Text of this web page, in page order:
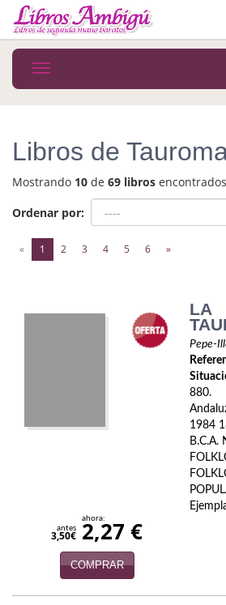
MENÚ PRINCIPAL
Novedades
MATERIAS
Astrología. Ocultismo
Autoayuda. Conocimiento personal
Cuentos y relatos
Deportes
Toggle
navigation
Libros de
Mostrando 10 de 69 libros
Ordenar por:
« 1 (current)
2 3 4 5 6 »
LA
Pepe-
880.
1984
B.C.A.
antes
3,50€
ahora:
2,27 €
COMPRAR